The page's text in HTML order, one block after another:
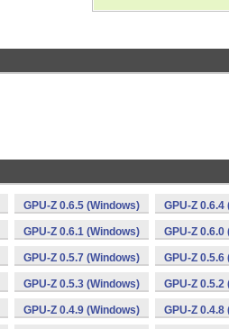
GPU-Z 0.6.5 (Windows) GPU-Z 0.6.4
GPU-Z 0.6.1 (Windows) GPU-Z 0.6.0
GPU-Z 0.5.7 (Windows) GPU-Z 0.5.6
GPU-Z 0.5.3 (Windows) GPU-Z 0.5.2
GPU-Z 0.4.9 (Windows) GPU-Z 0.4.8